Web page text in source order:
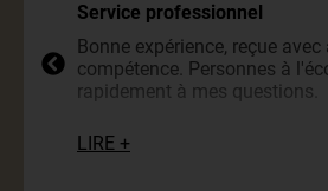
Service professionnel
Bonne expérience, reçue
compétence. Personnes à
rapidement à mes questions.
LIRE +